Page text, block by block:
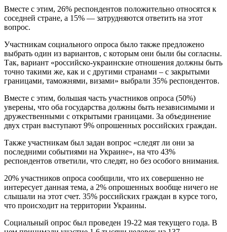
Вместе с этим, 26% респондентов положительно относятся к
соседней стране, а 15% — затрудняются ответить на этот
вопрос.
Участникам социального опроса было также предложено
выбрать один из вариантов, с которым они были бы согласны.
Так, вариант «российско-украинские отношения должны быть
точно такими же, как и с другими странами – с закрытыми
границами, таможнями, визами» выбрали 35% респондентов.
Вместе с этим, большая часть участников опроса (50%)
уверены, что оба государства должны быть независимыми и
дружественными с открытыми границами. За объединение
двух стран выступают 9% опрошенных российских граждан.
Также участникам был задан вопрос «следят ли они за
последними событиями на Украине», на что 43%
респондентов ответили, что следят, но без особого внимания.
20% участников опроса сообщили, что их совершенно не
интересует данная тема, а 2% опрошенных вообще ничего не
слышали на этот счет. 35% российских граждан в курсе того,
что происходит на территории Украины.
Социальный опрос был проведен 19-22 мая текущего года. В